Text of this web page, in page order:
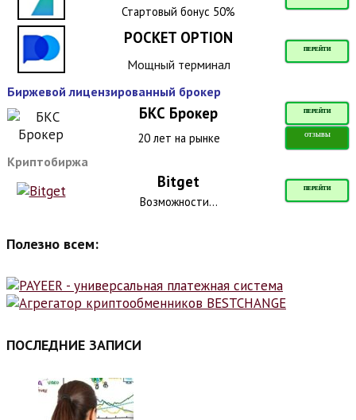
Стартовый бонус 50%
POCKET OPTION
ПЕРЕЙТИ
Мощный терминал
Биржевой лицензированный брокер
БКС Брокер ПЕРЕЙТИ
20 лет на рынке ОТЗЫВЫ
Криптобиржа
Bitget ПЕРЕЙТИ
Возможности...
Полезно всем:
ПОСЛЕДНИЕ ЗАПИСИ